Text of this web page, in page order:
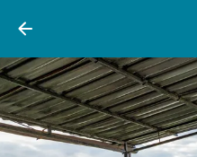
Afbeeldingen